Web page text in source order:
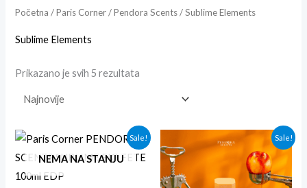
Početna /Paris Corner/Pendora Scents/ Sublime Elements
Sublime Elements
Prikazano je svih 5 rezultata
Sale!
NEMA NA STANJU
Originalna
cena
je
Trenutna
cena
je:
3,000.00rsd.
Sale!
Originalna
cena
3,300.00rsd.
Trenutna
cena
je: